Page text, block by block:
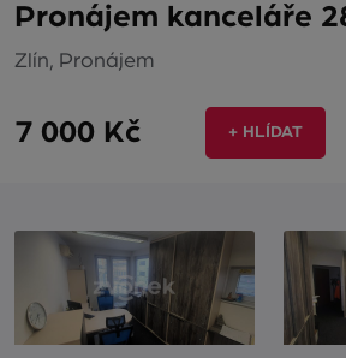
Pronájem kanceláře
Zlín, Pronájem
7 000 Kč + HLÍDAT